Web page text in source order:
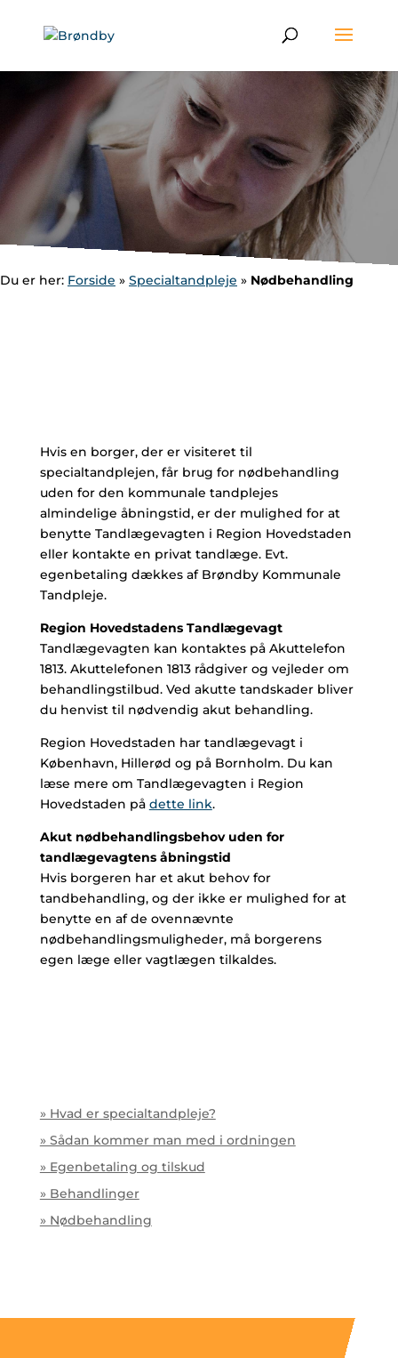
Du er her: Forside » Specialtandpleje » Nødbehandling
Hvis en borger, der er visiteret til
specialtandplejen, får brug for nødbehandling
uden for den kommunale tandplejes
almindelige åbningstid, er der mulighed for at
benytte Tandlægevagten i Region Hovedstaden
eller kontakte en privat tandlæge. Evt.
egenbetaling dækkes af Brøndby Kommunale
Tandpleje.
Region Hovedstadens Tandlægevagt
Tandlægevagten kan kontaktes på Akuttelefon
1813. Akuttelefonen 1813 rådgiver og vejleder om
behandlingstilbud. Ved akutte tandskader bliver
du henvist til nødvendig akut behandling.
Region Hovedstaden har tandlægevagt i
København, Hillerød og på Bornholm. Du kan
læse mere om Tandlægevagten i Region
Hovedstaden på dette link.
Akut nødbehandlingsbehov uden for
tandlægevagtens åbningstid
Hvis borgeren har et akut behov for
tandbehandling, og der ikke er mulighed for at
benytte en af de ovennævnte
nødbehandlingsmuligheder, må borgerens
egen læge eller vagtlægen tilkaldes.
» Hvad er specialtandpleje?
» Sådan kommer man med i ordningen
» Egenbetaling og tilskud
» Behandlinger
» Nødbehandling